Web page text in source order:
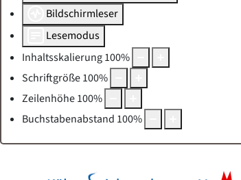
Bildschirmleser
Lesemodus
Inhaltsskalierung100%
Schriftgröße100%
Zeilenhöhe100%
Buchstabenabstand 100%